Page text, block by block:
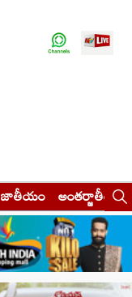
జాతీయం అంతర్జాతీయం